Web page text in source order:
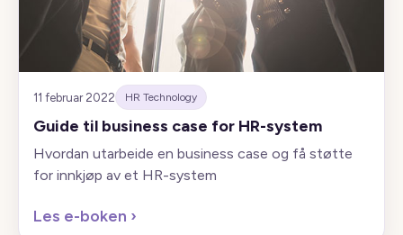
11 februar 2022 HR Technology
Guide til business case for HR-system
Hvordan utarbeide en business case og få støtte
for innkjøp av et HR-system
Les e-boken ›